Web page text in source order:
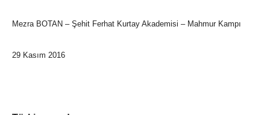
Mezra BOTAN – Şehit Ferhat Kurtay Akademisi – Mahmur Kampı
29 Kasım 2016